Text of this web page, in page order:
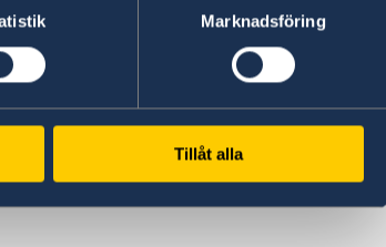
Marknadsföring
Tillåt alla